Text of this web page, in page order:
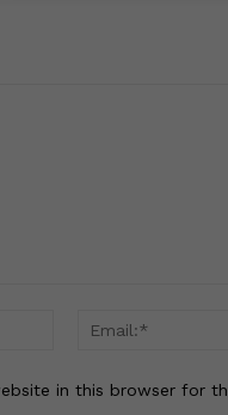
Name:*
in this browser for